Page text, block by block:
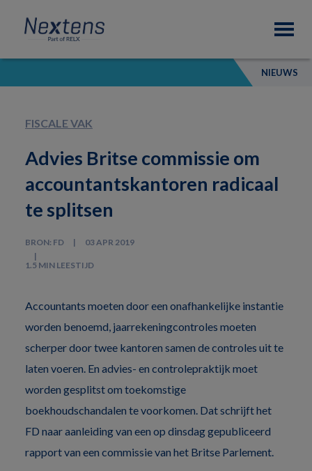
primary
navigation
content
footer
Nextens
Fiscaal
partner
van
NIEUWS
FISCALE VAK
Advies Britse commissie om
accountantskantoren radicaal
te splitsen
BRON: FD 03 APR 2019
1.5 MIN LEESTIJD
Accountants moeten door een onafhankelijke instantie
worden benoemd, jaarrekeningcontroles moeten
scherper door twee kantoren samen de controles uit te
laten voeren. En advies- en controlepraktijk moet
worden gesplitst om toekomstige
boekhoudschandalen te voorkomen. Dat schrijft het
FD naar aanleiding van een op dinsdag gepubliceerd
rapport van een commissie van het Britse Parlement.